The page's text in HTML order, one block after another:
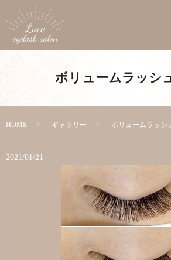
ボリュームラッシ
HOME ギャラリー ボリュームラッシ
2021/01/21